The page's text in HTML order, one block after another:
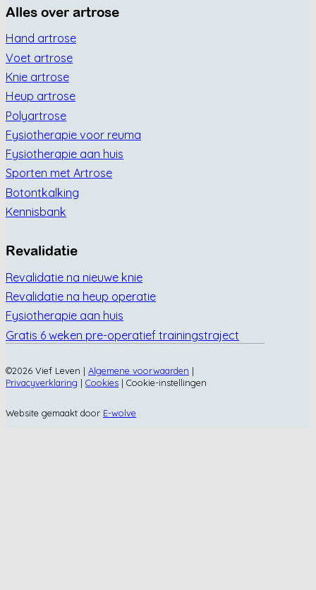
Alles over artrose
Hand artrose
Voet artrose
Knie artrose
Heup artrose
Polyartrose
Fysiotherapie voor reuma
Fysiotherapie aan huis
Sporten met Artrose
Botontkalking
Kennisbank
Revalidatie
Revalidatie na nieuwe knie
Revalidatie na heup operatie
Fysiotherapie aan huis
Gratis 6 weken pre-operatief trainingstraject
©2026 Vief Leven | Algemene voorwaarden |
Privacyverklaring | Cookies | Cookie-instellingen
Website gemaakt door E-wolve